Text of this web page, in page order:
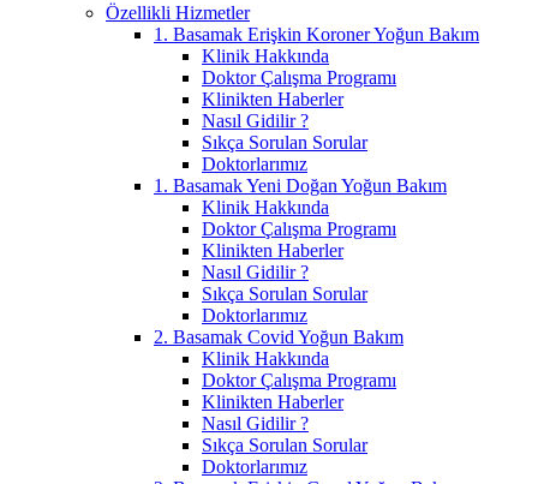
Özellikli Hizmetler
1. Basamak Erişkin Koroner Yoğun Bakım
Klinik Hakkında
Doktor Çalışma Programı
Klinikten Haberler
Nasıl Gidilir ?
Sıkça Sorulan Sorular
Doktorlarımız
1. Basamak Yeni Doğan Yoğun Bakım
Klinik Hakkında
Doktor Çalışma Programı
Klinikten Haberler
Nasıl Gidilir ?
Sıkça Sorulan Sorular
Doktorlarımız
2. Basamak Covid Yoğun Bakım
Klinik Hakkında
Doktor Çalışma Programı
Klinikten Haberler
Nasıl Gidilir ?
Sıkça Sorulan Sorular
Doktorlarımız